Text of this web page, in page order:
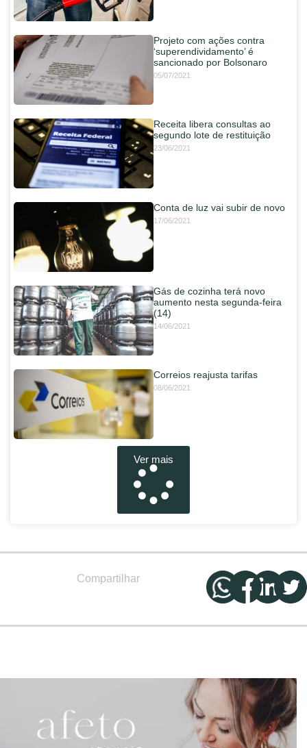
Projeto com ações contra
‘superendividamento’ é
sancionado por Bolsonaro
05/07/2021
Receita libera consultas ao
segundo lote de restituição
23/06/2021
Conta de luz vai subir de novo
17/06/2021
Gás de cozinha terá novo
aumento nesta segunda-feira
(14)
14/06/2021
Correios reajusta tarifas
08/06/2021
Ver mais
Compartilhar